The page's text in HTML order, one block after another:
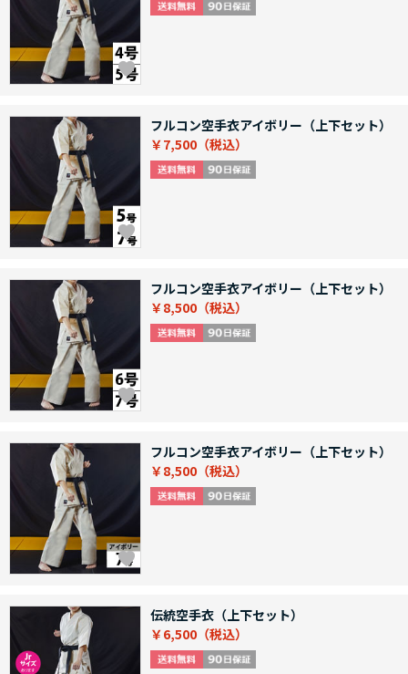
フルコン空手衣アイボリー（上下セット）
￥7,500
フルコン空手衣アイボリー（上下セット）
￥8,500
フルコン空手衣アイボリー（上下セット）
￥8,500
伝統空手衣（上下セット）
￥6,500